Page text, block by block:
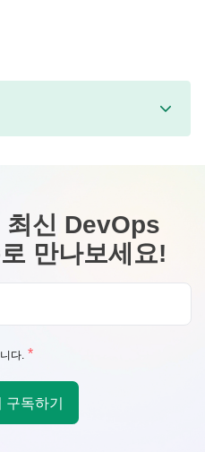
최신 DevOps
만나보세요!
다. *
구독하기